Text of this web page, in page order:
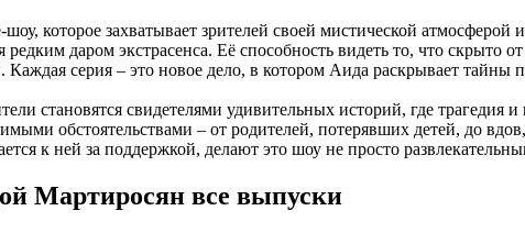
которое захватывает зрителей своей мистической
даром экстрасенса. Её способность видеть то, что скрыто
серия – это новое дело, в котором Аида раскрывает
становятся свидетелями удивительных историй, где трагедия
обстоятельствами – от родителей, потерявших детей, до
к ней за поддержкой, делают это шоу не просто
Мартиросян все выпуски